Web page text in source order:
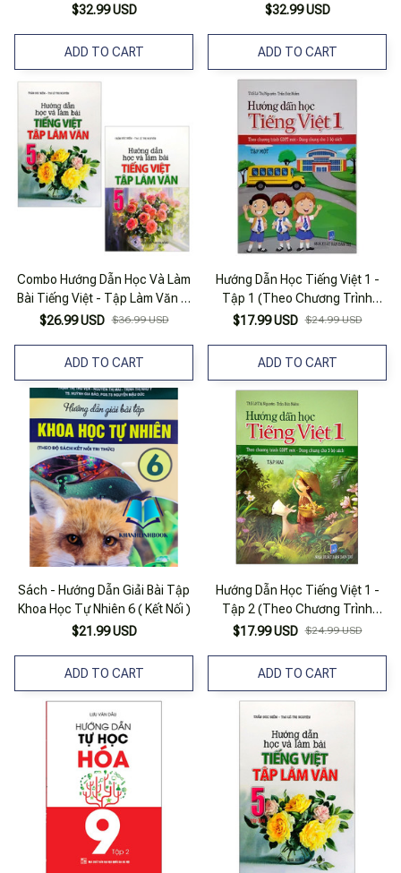
Người Mới Bắt Đầu
$32.99 USD
ADD TO CART
Người Mới Bắt Đầu - Tặng Kèm
Size _Az
$32.99 USD
ADD TO CART
Combo Hướng Dẫn Học Và Làm
Bài Tiếng Việt - Tập Làm Văn 5:
Tập 1 Và 2 (Bộ 2 Tập)
$26.99 USD $36.99 USD
ADD TO CART
Hướng Dẫn Học Tiếng Việt 1 -
Tập 1 (Theo Chương Trình
GDPT Mới - Dùng Chung Cho 3
$17.99 USD $24.99 USD
ADD TO CART
Sách - Hướng Dẫn Giải Bài Tập
Khoa Học Tự Nhiên 6 ( Kết Nối )
$21.99 USD
ADD TO CART
Hướng Dẫn Học Tiếng Việt 1 -
Tập 2 (Theo Chương Trình
GDPT Mới - Dùng Chung Cho 3
$17.99 USD $24.99 USD
ADD TO CART